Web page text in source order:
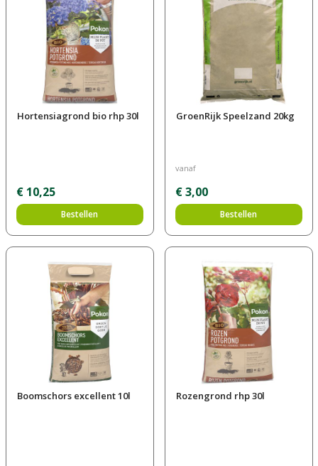
Hortensiagrond bio rhp 30l
€ 10,25
Bestellen
GroenRijk Speelzand 20kg
vanaf
€ 3,00
Bestellen
Boomschors excellent 10l Rozengrond rhp 30l